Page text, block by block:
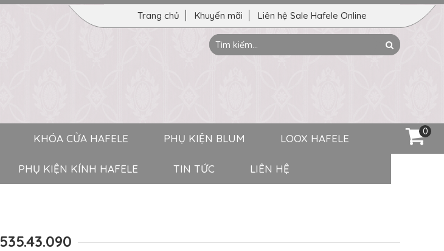
0
Trang chủ Khuyến mãi Liên hệ Sale Hafele Online
Tìm
kiếm:
Search
KHÓA CỬA HAFELE PHỤ KIỆN BLUM LOOX HAFELE
PHỤ KIỆN KÍNH HAFELE TIN TỨC LIÊN HỆ
535.43.090